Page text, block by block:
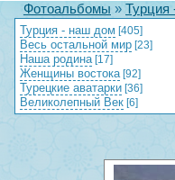
Фотоальбомы »
Турция - наш дом [405]
Весь остальной мир [23]
Наша родина [17]
Женщины востока [92]
Турецкие аватарки [36]
Великолепный Век [6]